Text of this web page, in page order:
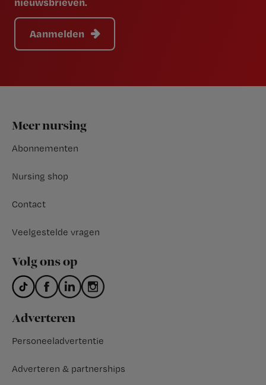
Aanmelden
Footer
Meer nursing
Abonnementen
Nursing shop
Contact
Veelgestelde vragen
Volg ons op
Adverteren
Personeeladvertentie
Adverteren & partnerships